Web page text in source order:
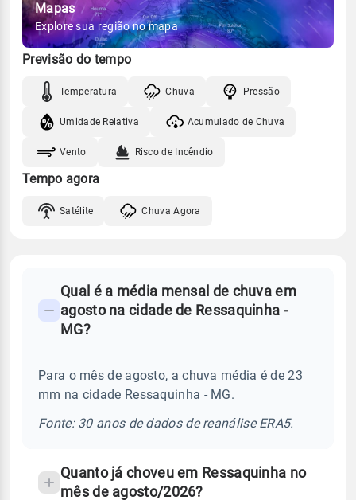
Mapas
Explore sua região no mapa
Previsão do tempo
Temperatura Chuva Pressão
Umidade Relativa Acumulado de Chuva
Vento Risco de Incêndio
Tempo agora
Satélite Chuva Agora
Perguntas
frequentes
chuva
temperatura
Qual é a média mensal de chuva em
agosto na cidade de Ressaquinha -
MG?
Para o mês de agosto, a chuva média é de 23
mm na cidade Ressaquinha - MG.
Fonte: 30 anos de dados de reanálise ERA5.
Quanto já choveu em Ressaquinha no
mês de agosto/2026?